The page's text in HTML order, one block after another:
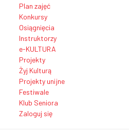
Plan zajęć
Konkursy
Osiągnięcia
Instruktorzy
e-KULTURA
Projekty
Żyj Kulturą
Projekty unijne
Festiwale
Klub Seniora
Zaloguj się